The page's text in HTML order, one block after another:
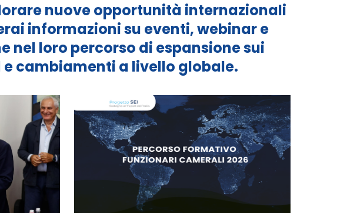
nuove opportunità internazionali
informazioni su eventi, webinar e
loro percorso di espansione sui
cambiamenti a livello globale.